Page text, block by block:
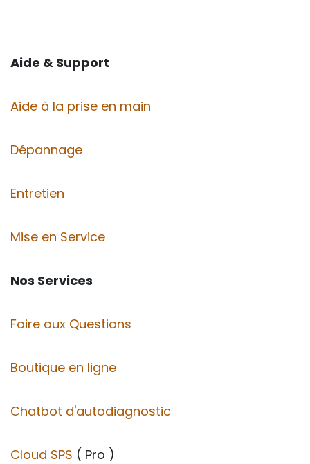
Aide & Support
Aide à la prise en main
Dépannage
Entretien
Mise en Service
Nos Services
Foire aux Questions
Boutique en ligne
Chatbot d'autodiagnostic
Cloud SPS ( Pro )